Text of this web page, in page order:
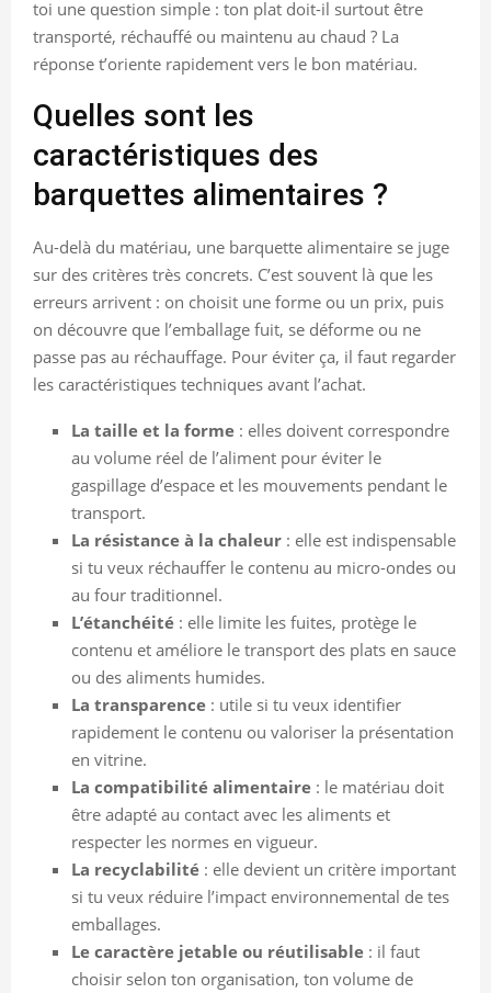
toi une question simple : ton plat doit-il surtout être
transporté, réchauffé ou maintenu au chaud ? La
réponse t’oriente rapidement vers le bon matériau.
Quelles sont les
caractéristiques des
barquettes alimentaires ?
Au-delà du matériau, une barquette alimentaire se juge
sur des critères très concrets. C’est souvent là que les
erreurs arrivent : on choisit une forme ou un prix, puis
on découvre que l’emballage fuit, se déforme ou ne
passe pas au réchauffage. Pour éviter ça, il faut regarder
les caractéristiques techniques avant l’achat.
La taille et la forme : elles doivent correspondre
au volume réel de l’aliment pour éviter le
gaspillage d’espace et les mouvements pendant le
transport.
La résistance à la chaleur : elle est indispensable
si tu veux réchauffer le contenu au micro-ondes ou
au four traditionnel.
L’étanchéité : elle limite les fuites, protège le
contenu et améliore le transport des plats en sauce
ou des aliments humides.
La transparence : utile si tu veux identifier
rapidement le contenu ou valoriser la présentation
en vitrine.
La compatibilité alimentaire : le matériau doit
être adapté au contact avec les aliments et
respecter les normes en vigueur.
La recyclabilité : elle devient un critère important
si tu veux réduire l’impact environnemental de tes
emballages.
Le caractère jetable ou réutilisable : il faut
choisir selon ton organisation, ton volume de